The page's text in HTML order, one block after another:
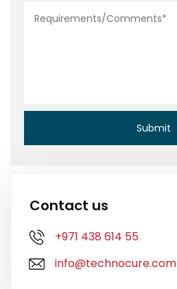
Contact us
+971 438 614 55
info@technocure.com